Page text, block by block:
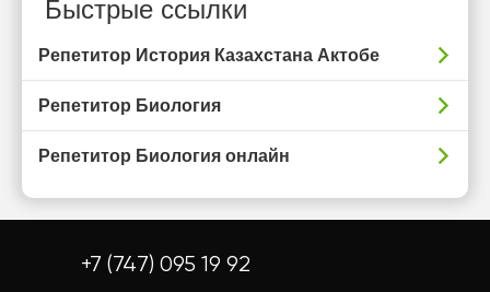
Быстрые ссылки
Репетитор История Казахстана Актобе
Репетитор Биология
Репетитор Биология онлайн
+7 (747) 095 19 92